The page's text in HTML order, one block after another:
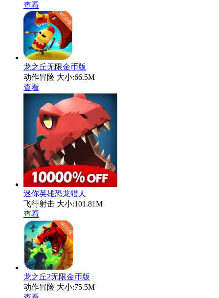
查看
龙之丘无限金币版
动作冒险 大小:66.5M
查看
迷你英雄恐龙猎人
飞行射击 大小:101.81M
查看
龙之丘2无限金币版
动作冒险 大小:75.5M